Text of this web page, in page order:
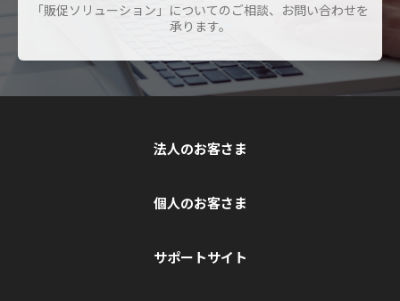
「販促ソリューション」についてのご相談、お問い合わせを
承ります。
法人のお客さま
個人のお客さま
サポートサイト